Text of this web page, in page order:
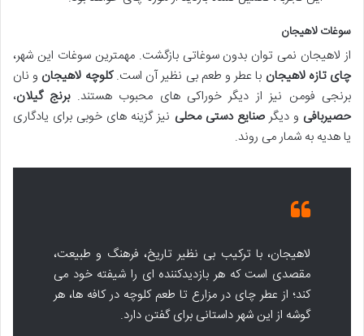
سوغات لاهیجان
از لاهیجان نمی توان بدون سوغاتی بازگشت. مهمترین سوغات این شهر،
چای تازه لاهیجان با عطر و طعم بی نظیر آن است.کلوچه لاهیجان و نان
برنجی فومن نیز از دیگر خوراکی های محبوب هستند.برنج گیلان،
حصیربافی و دیگرصنایع دستی محلی نیز گزینه های خوبی برای یادگاری
یا هدیه به شمار می روند.
لاهیجان، با ترکیب بی نظیر تاریخ، فرهنگ و طبیعت،
مقصدی است که هر بازدیدکننده ای را شیفته خود می
کند؛ از عطر چای در مزارع تا طعم کلوچه در کافه ها، هر
گوشه از این شهر داستانی برای گفتن دارد.